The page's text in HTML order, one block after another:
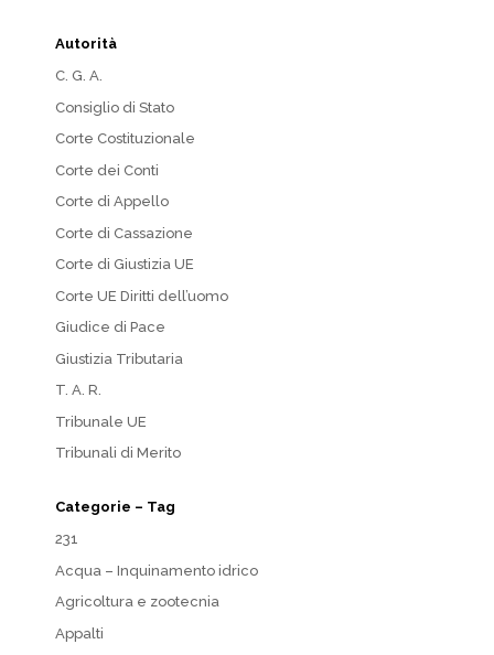
Autorità
C. G. A.
Consiglio di Stato
Corte Costituzionale
Corte dei Conti
Corte di Appello
Corte di Cassazione
Corte di Giustizia UE
Corte UE Diritti dell’uomo
Giudice di Pace
Giustizia Tributaria
T. A. R.
Tribunale UE
Tribunali di Merito
Categorie – Tag
231
Acqua – Inquinamento idrico
Agricoltura e zootecnia
Appalti